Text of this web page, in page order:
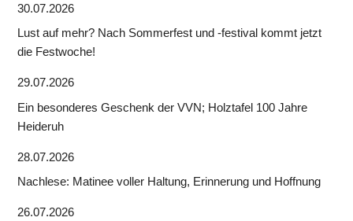
30.07.2026
Lust auf mehr? Nach Sommerfest und -festival kommt jetzt
die Festwoche!
29.07.2026
Ein besonderes Geschenk der VVN; Holztafel 100 Jahre
Heideruh
28.07.2026
Nachlese: Matinee voller Haltung, Erinnerung und Hoffnung
26.07.2026